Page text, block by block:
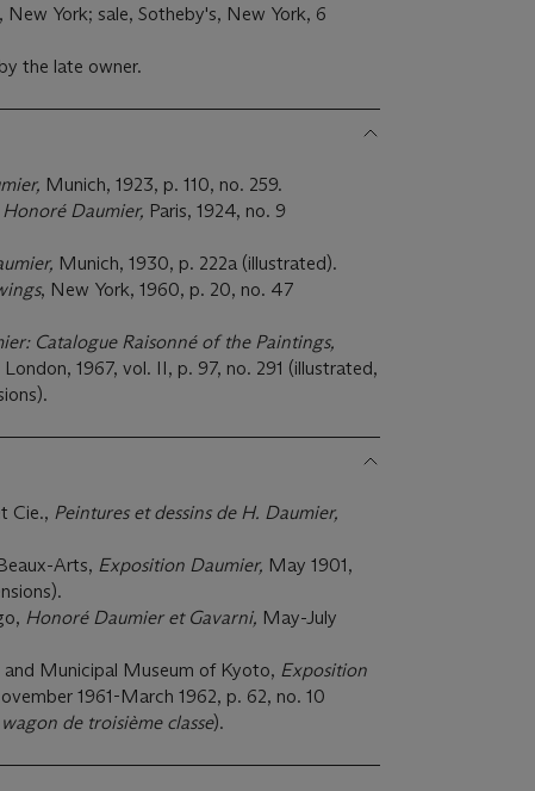
York; sale, Sotheby's, New York, 6
the late owner.
Munich, 1923, p. 110, no. 259.
Honoré Daumier, Paris, 1924, no. 9
Munich, 1930, p. 222a (illustrated).
, New York, 1960, p. 20, no. 47
Catalogue Raisonné of the Paintings,
London, 1967, vol. II, p. 97, no. 291 (illustrated,
Cie., Peintures et dessins de H. Daumier,
Arts, Exposition Daumier, May 1901,
Honoré Daumier et Gavarni, May-July
Municipal Museum of Kyoto, Exposition
1961-March 1962, p. 62, no. 10
de troisième classe).